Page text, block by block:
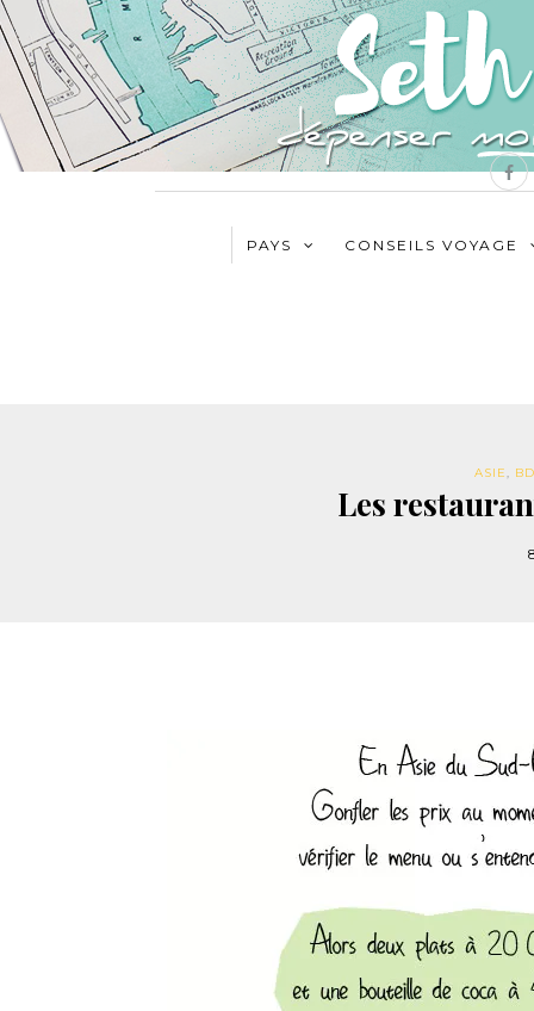
PAYS CONSEILS VOYAGE
ASIE, BD
Les